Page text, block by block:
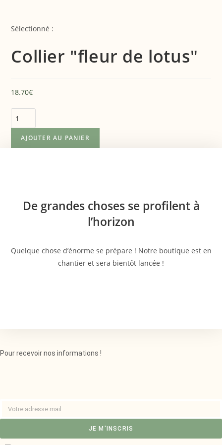
Sélectionné :
Collier "fleur de lotus"
18.70€
AJOUTER AU PANIER
De grandes choses se profilent à
l’horizon
Quelque chose d’énorme se prépare ! Notre boutique est en
chantier et sera bientôt lancée !
Pour recevoir nos informations !
JE M'INSCRIS